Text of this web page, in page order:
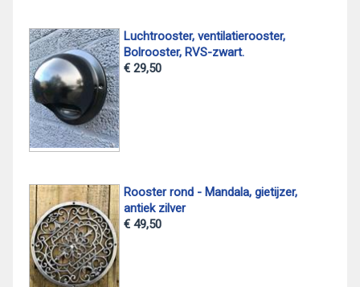
Luchtrooster, ventilatierooster,
Bolrooster, RVS-zwart.
€ 29,50
Rooster rond - Mandala, gietijzer,
antiek zilver
€ 49,50